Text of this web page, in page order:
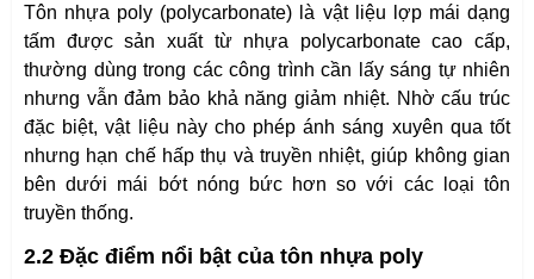
Tôn nhựa poly (polycarbonate) là vật liệu lợp mái dạng
tấm được sản xuất từ nhựa polycarbonate cao cấp,
thường dùng trong các công trình cần lấy sáng tự nhiên
nhưng vẫn đảm bảo khả năng giảm nhiệt. Nhờ cấu trúc
đặc biệt, vật liệu này cho phép ánh sáng xuyên qua tốt
nhưng hạn chế hấp thụ và truyền nhiệt, giúp không gian
bên dưới mái bớt nóng bức hơn so với các loại tôn
truyền thống.
2.2 Đặc điểm nổi bật của tôn nhựa poly